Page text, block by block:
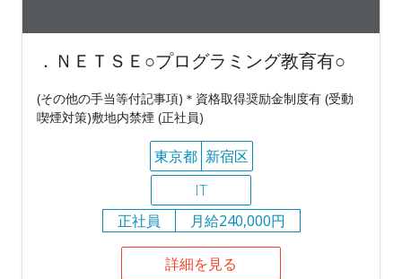
．ＮＥＴＳＥ○プログラミング教育有○
(その他の手当等付記事項)＊資格取得奨励金制度有 (受動
喫煙対策)敷地内禁煙 (正社員)
東京都 新宿区
IT
正社員
月給240,000円
詳細を見る